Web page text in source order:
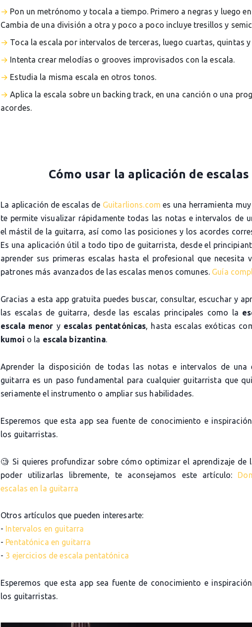
Pon un metrónomo y tocala a tiempo. Primero a negras y luego
Cambia de una división a otra y poco a poco incluye tresillos y
Toca la escala por intervalos de terceras, luego cuartas, quintas y
Intenta crear melodías o grooves improvisados con la escala.
Estudia la misma escala en otros tonos.
Aplica la escala sobre un backing track, en una canción o una
acordes.
Cómo usar la aplicación de escalas
La aplicación de escalas de Guitarlions.com es una herramienta
te permite visualizar rápidamente todas las notas e intervalos de
el mástil de la guitarra, así como las posiciones y los acordes
Es una aplicación útil a todo tipo de guitarrista, desde el
aprender sus primeras escalas hasta el profesional que necesita
patrones más avanzados de las escalas menos comunes. Guía
Gracias a esta app gratuita puedes buscar, consultar, escuchar y
las escalas de guitarra, desde las escalas principales como la
escala menor y escalas pentatónicas, hasta escalas exóticas
kumoi o la escala bizantina.
Aprender la disposición de todas las notas e intervalos de una
guitarra es un paso fundamental para cualquier guitarrista que
seriamente el instrumento o ampliar sus habilidades.
Esperemos que esta app sea fuente de conocimiento e
los guitarristas.
🧐 Si quieres profundizar sobre cómo optimizar el aprendizaje de
poder utilizarlas libremente, te aconsejamos este artículo:
escalas en la guitarra
Otros artículos que pueden interesarte:
- Intervalos en guitarra
- Pentatónica en guitarra
- 3 ejercicios de escala pentatónica
Esperemos que esta app sea fuente de conocimiento e
los guitarristas.